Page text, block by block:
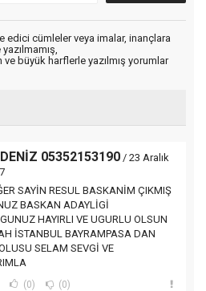
edici cümleler veya imalar, inançlara
büyük harflerle yazılmış yorumlar
05352153190 / 23 Aralık
SAYİN RESUL BASKANİM ÇIKMIŞ
BASKAN ADAYLİGİ
HAYIRLI VE UGURLU OLSUN
İSTANBUL BAYRAMPASA DAN
SELAM SEVGİ VE
(0) (0)